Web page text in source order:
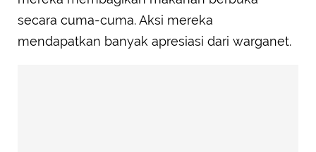
secara cuma-cuma. Aksi mereka
mendapatkan banyak apresiasi dari warganet.